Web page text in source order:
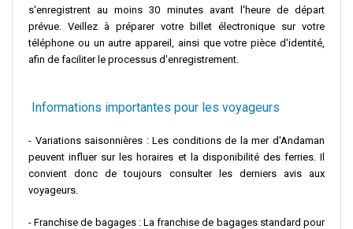
s'enregistrent au moins 30 minutes avant l'heure de départ
prévue. Veillez à préparer votre billet électronique sur votre
téléphone ou un autre appareil, ainsi que votre pièce d'identité,
afin de faciliter le processus d'enregistrement.
Informations importantes pour les voyageurs
- Variations saisonnières : Les conditions de la mer d'Andaman
peuvent influer sur les horaires et la disponibilité des ferries. Il
convient donc de toujours consulter les derniers avis aux
voyageurs.
- Franchise de bagages : La franchise de bagages standard pour